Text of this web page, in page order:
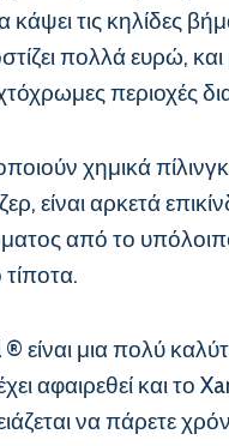
κάψει τις κηλίδες
πολλά ευρώ,
περιοχές
χημικά
είναι αρκετά
από το
® είναι μια πολύ
αφαιρεθεί και το
να πάρετε